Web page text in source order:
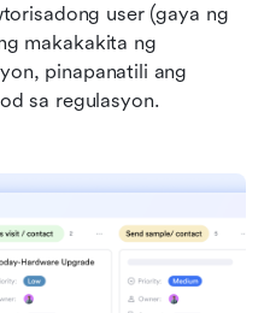
user (gaya ng
makakakita ng
pinapanatili ang
sa regulasyon.